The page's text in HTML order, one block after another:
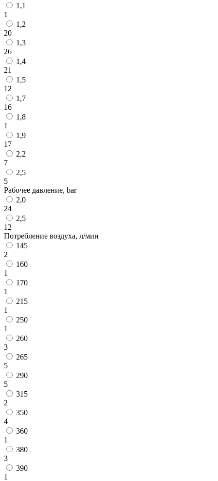
1,1
1
1,2
20
1,3
26
1,4
21
1,5
12
1,7
16
1,8
1
1,9
17
2,2
7
2,5
5
Рабочее давление, bar
2,0
24
2,5
12
Потребление воздуха, л/мин
145
2
160
1
170
1
215
1
250
1
260
3
265
5
290
5
315
2
350
4
360
1
380
3
390
1